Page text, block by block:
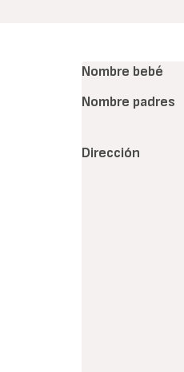
Nombre bebé
Nombre padres
Dirección